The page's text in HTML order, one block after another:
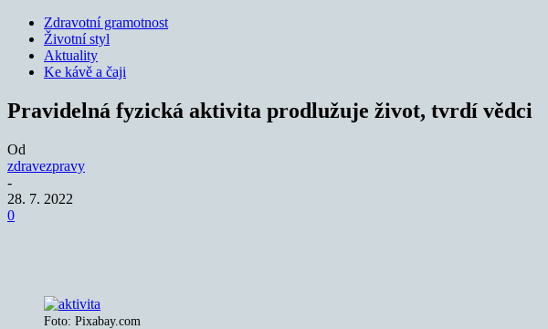
Zdravotní gramotnost
Životní styl
Aktuality
Ke kávě a čaji
Pravidelná fyzická aktivita prodlužuje život, tvrdí vědci
Od
zdravezpravy
-
28. 7. 2022
0
Foto: Pixabay.com